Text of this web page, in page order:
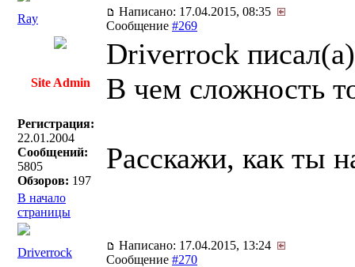
Ray
Написано: 17.04.2015, 08:35
Сообщение #269
Site Admin
Регистрация:
22.01.2004
Сообщений:
5805
Обзоров: 197
Driverrock
В чем сложность
Расскажи, как ты
В начало
страницы
Driverrock
Написано: 17.04.2015, 13:24
Сообщение #270